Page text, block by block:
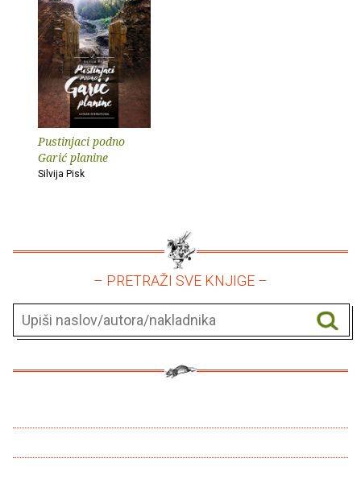
Pustinjaci podno
Garić planine
Silvija Pisk
– PRETRAŽI SVE KNJIGE –